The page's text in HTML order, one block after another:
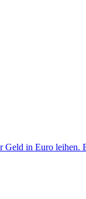
in Euro leihen.